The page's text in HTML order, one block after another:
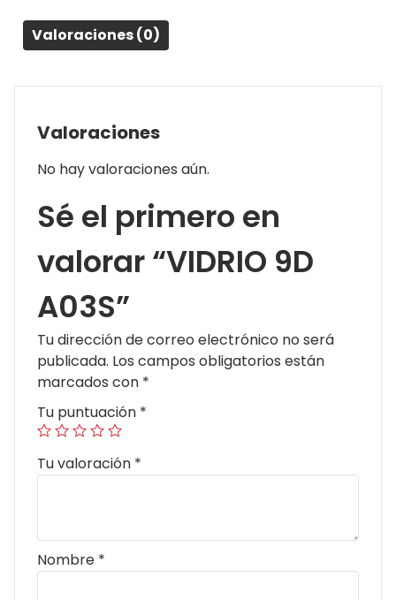
Valoraciones (0)
Valoraciones
No hay valoraciones aún.
Sé el primero en
valorar “VIDRIO 9D
A03S”
Tu dirección de correo electrónico no será
publicada. Los campos obligatorios están
marcados con *
Tu puntuación *
Tu valoración *
Nombre *